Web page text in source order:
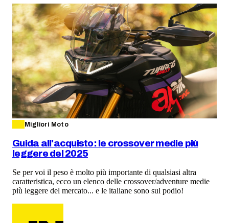
Migliori Moto
Guida all'acquisto: le crossover medie più
leggere del 2025
Se per voi il peso è molto più importante di qualsiasi altra
caratteristica, ecco un elenco delle crossover/adventure medie
più leggere del mercato... e le italiane sono sul podio!